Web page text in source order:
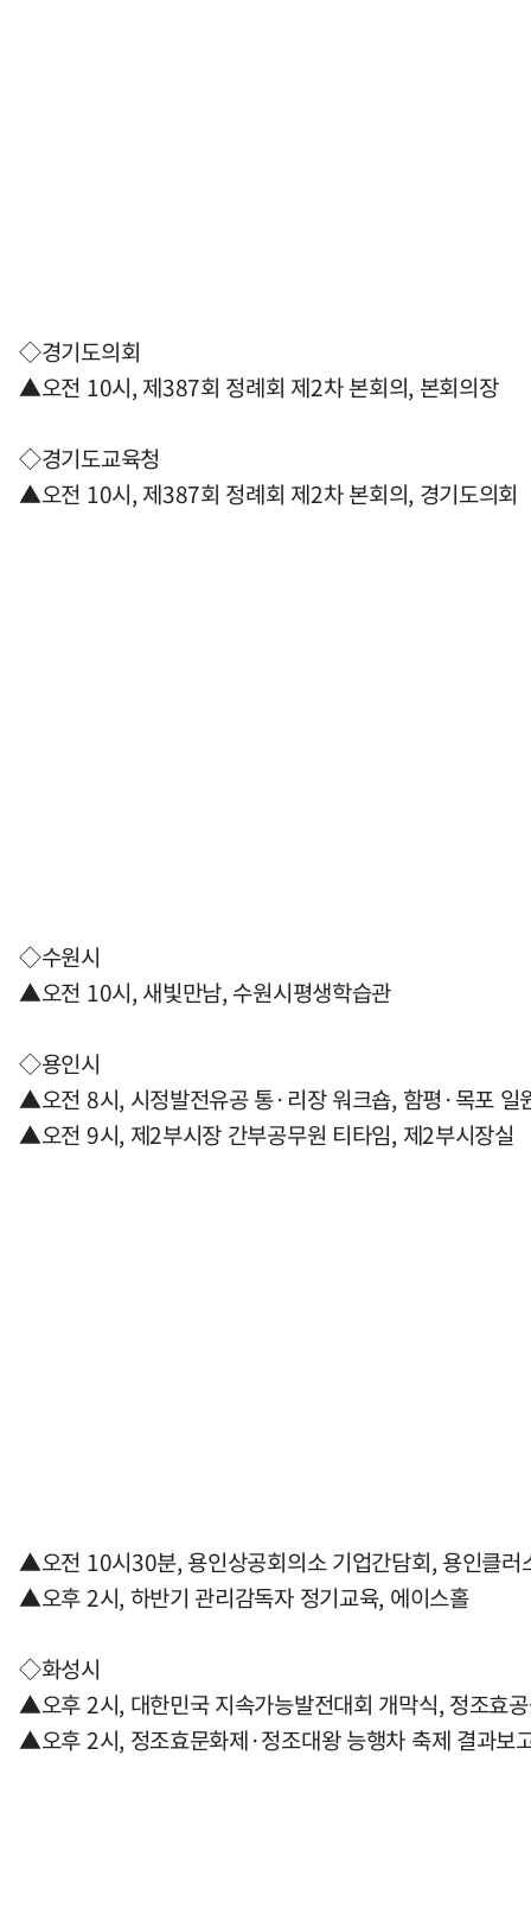
◇경기도의회
▲오전 10시, 제387회 정례회 제2차 본회의, 본회의장
◇경기도교육청
▲오전 10시, 제387회 정례회 제2차 본회의, 경기도의회
◇수원시
▲오전 10시, 새빛만남, 수원시평생학습관
◇용인시
▲오전 8시, 시정발전유공 통·리장 워크숍, 함평·목포 일
▲오전 9시, 제2부시장 간부공무원 티타임, 제2부시장실
▲오전 10시30분, 용인상공회의소 기업간담회, 용인클러
▲오후 2시, 하반기 관리감독자 정기교육, 에이스홀
◇화성시
▲오후 2시, 대한민국 지속가능발전대회 개막식, 정조효
▲오후 2시, 정조효문화제·정조대왕 능행차 축제 결과보